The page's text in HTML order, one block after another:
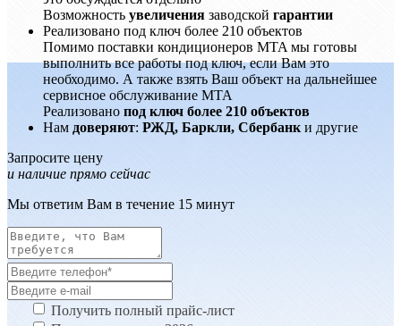
Возможность увеличения заводской гарантии
Реализовано под ключ более 210 объектов
Помимо поставки кондиционеров MTA мы готовы
выполнить все работы под ключ, если Вам это
необходимо. А также взять Ваш объект на дальнейшее
сервисное обслуживание MTA
Реализовано под ключ более 210 объектов
Нам доверяют: РЖД, Баркли, Сбербанк и другие
Запросите цену
и наличие прямо сейчас
Мы ответим Вам в течение 15 минут
Получить полный прайс-лист